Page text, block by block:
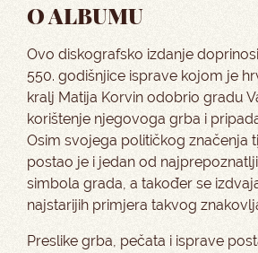
O ALBUMU
Ovo diskografsko izdanje
550. godišnjice isprave kojom je
kralj Matija Korvin odobrio gradu
korištenje njegovoga grba i
Osim svojega političkog značenja
postao je i jedan od
simbola grada, a također se
najstarijih primjera takvog
Preslike grba, pečata i isprave